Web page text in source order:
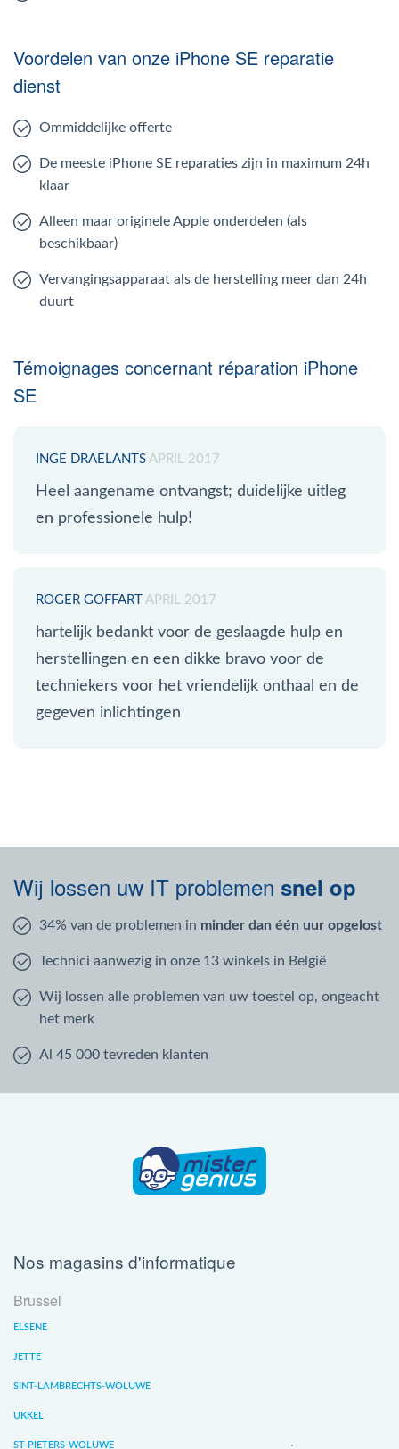
Voordelen van onze iPhone SE reparatie
dienst
Ommiddelijke offerte
De meeste iPhone SE reparaties zijn in maximum 24h
klaar
Alleen maar originele Apple onderdelen (als
beschikbaar)
Vervangingsapparaat als de herstelling meer dan 24h
duurt
Témoignages concernant réparation iPhone
SE
INGE DRAELANTS APRIL 2017
Heel aangename ontvangst; duidelijke uitleg
en professionele hulp!
ROGER GOFFART APRIL 2017
hartelijk bedankt voor de geslaagde hulp en
herstellingen en een dikke bravo voor de
techniekers voor het vriendelijk onthaal en de
gegeven inlichtingen
Wij lossen uw IT problemen snel op
34% van de problemen in minder dan één uur opgelost
Technici aanwezig in onze 13 winkels in België
Wij lossen alle problemen van uw toestel op, ongeacht
het merk
Al 45 000 tevreden klanten
Nos magasins d'informatique
Brussel
ELSENE
JETTE
SINT-LAMBRECHTS-WOLUWE
UKKEL
ST-PIETERS-WOLUWE